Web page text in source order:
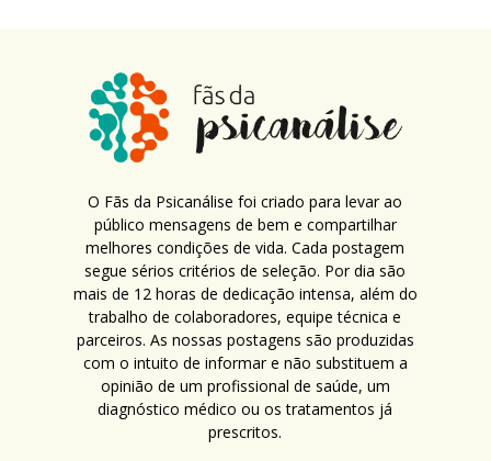
O Fãs da Psicanálise foi criado para levar ao
público mensagens de bem e compartilhar
melhores condições de vida. Cada postagem
segue sérios critérios de seleção. Por dia são
mais de 12 horas de dedicação intensa, além do
trabalho de colaboradores, equipe técnica e
parceiros. As nossas postagens são produzidas
com o intuito de informar e não substituem a
opinião de um profissional de saúde, um
diagnóstico médico ou os tratamentos já
prescritos.